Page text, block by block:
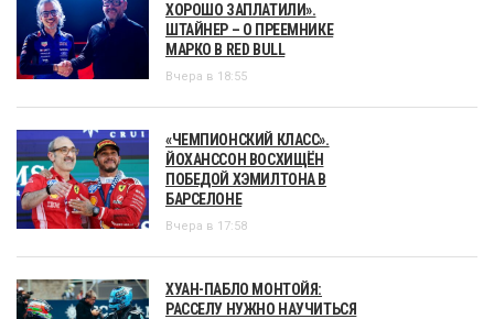
ХОРОШО ЗАПЛАТИЛИ».
ШТАЙНЕР – О ПРЕЕМНИКЕ
МАРКО В RED BULL
Вчера в 18:55
«ЧЕМПИОНСКИЙ КЛАСС».
ЙОХАНССОН ВОСХИЩЁН
ПОБЕДОЙ ХЭМИЛТОНА В
БАРСЕЛОНЕ
Вчера в 17:58
ХУАН-ПАБЛО МОНТОЙЯ:
РАССЕЛУ НУЖНО НАУЧИТЬСЯ